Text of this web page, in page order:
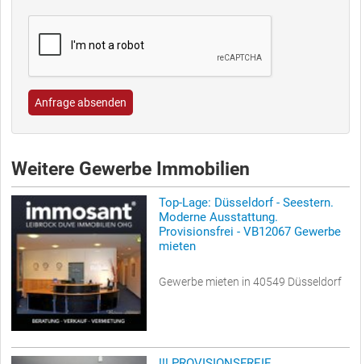
Anfrage absenden
Weitere Gewerbe Immobilien
Top-Lage: Düsseldorf - Seestern.
Moderne Ausstattung.
Provisionsfrei - VB12067 Gewerbe
mieten
Gewerbe mieten in 40549 Düsseldorf